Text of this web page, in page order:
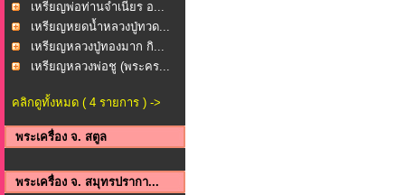
เหรียญพ่อท่านจำเนียร อ...
เหรียญหยดน้ำหลวงปู่ทวด...
เหรียญหลวงปู่ทองมาก กิ...
เหรียญหลวงพ่อชู (พระคร...
คลิกดูทั้งหมด ( 4 รายการ ) ->
พระเครื่อง จ. สตูล
พระเครื่อง จ. สมุทรปรากา...